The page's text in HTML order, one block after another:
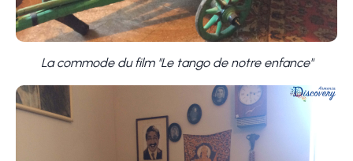
La commode du film "Le tango de notre enfance"